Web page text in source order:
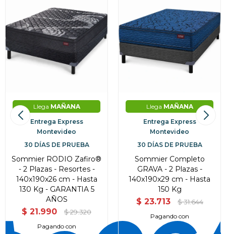
Llega MAÑANA
Entrega Express
Montevideo
30 DÍAS DE PRUEBA
Sommier RODIO Zafiro®
- 2 Plazas - Resortes -
140x190x26 cm - Hasta
130 Kg - GARANTIA 5
AÑOS
$ 21.990 $ 29.320
Pagando con
Llega MAÑANA
Entrega Express
Montevideo
30 DÍAS DE PRUEBA
Sommier Completo
GRAVA - 2 Plazas -
140x190x29 cm - Hasta
150 Kg
$ 23.713 $ 31.644
Pagando con